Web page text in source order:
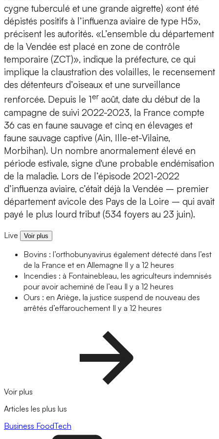
cygne tuberculé et une grande aigrette) «ont été
dépistés positifs à l’influenza aviaire de type H5»,
précisent les autorités. «L’ensemble du département
de la Vendée est placé en zone de contrôle
temporaire (ZCT)», indique la préfecture, ce qui
implique la claustration des volailles, le recensement
des détenteurs d’oiseaux et une surveillance
renforcée. Depuis le 1er août, date du début de la
campagne de suivi 2022-2023, la France compte
36 cas en faune sauvage et cinq en élevages et
faune sauvage captive (Ain, Ille-et-Vilaine,
Morbihan). Un nombre anormalement élevé en
période estivale, signe d'une probable endémisation
de la maladie. Lors de l’épisode 2021-2022
d’influenza aviaire, c’était déjà la Vendée – premier
département avicole des Pays de la Loire – qui avait
payé le plus lourd tribut (534 foyers au 23 juin).
Live Voir plus
Bovins : l’orthobunyavirus également détecté dans l’est
de la France et en Allemagne Il y a 12 heures
Incendies : à Fontainebleau, les agriculteurs indemnisés
pour avoir acheminé de l’eau Il y a 12 heures
Ours : en Ariège, la justice suspend de nouveau des
arrêtés d’effarouchement Il y a 12 heures
Voir plus
Articles les plus lus
Business FoodTech